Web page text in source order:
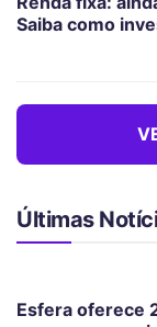
Saiba como
Últimas
Esfera oferece